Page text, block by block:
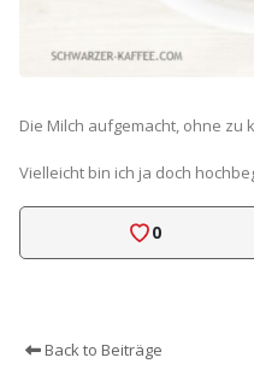
Die Milch aufgemacht, ohne zu
Vielleicht bin ich ja doch
0
Back to Beiträge